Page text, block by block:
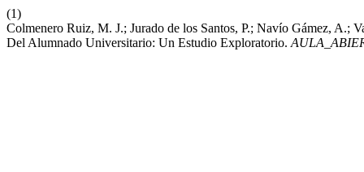
(1)
Colmenero Ruiz, M. J.; Jurado de los Santos, P.; Navío Gámez, A.;
Del Alumnado Universitario: Un Estudio Exploratorio.